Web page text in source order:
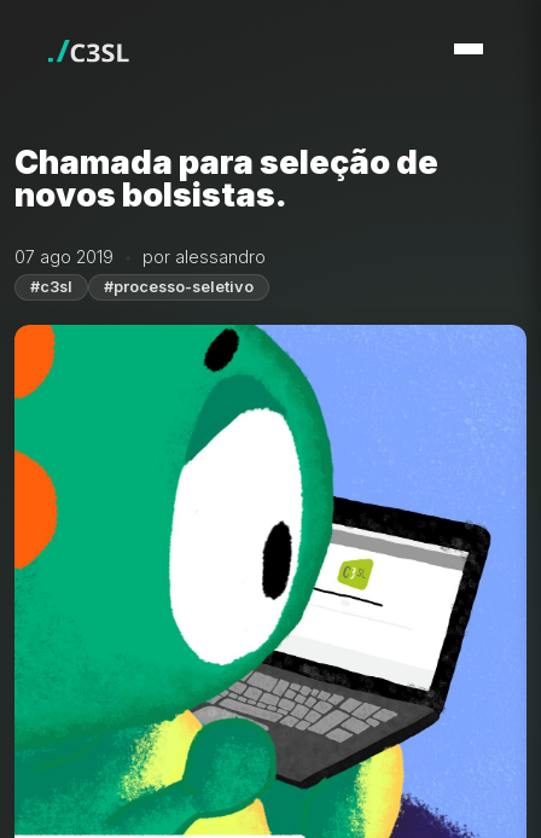
Chamada para seleção de
novos bolsistas.
07 ago 2019 por alessandro
#c3sl #processo-seletivo